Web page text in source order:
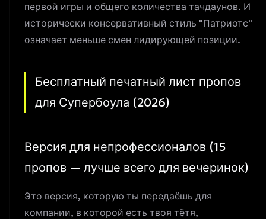
первой игры и общего количества тачдаунов. И
исторически консервативный стиль "Патриотс"
означает меньше смен лидирующей позиции.
Бесплатный печатный лист пропов
для Супербоула (2026)
Версия для непрофессионалов (15
пропов — лучше всего для вечеринок)
Это версия, которую ты передаёшь для
компании, в которой есть твоя тётя,